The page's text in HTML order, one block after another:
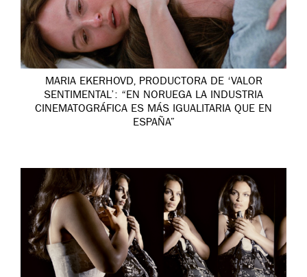
MARIA EKERHOVD, PRODUCTORA DE ‘VALOR
SENTIMENTAL’: “EN NORUEGA LA INDUSTRIA
CINEMATOGRÁFICA ES MÁS IGUALITARIA QUE EN
ESPAÑA”